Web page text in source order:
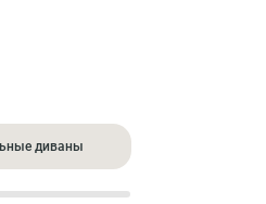
диваны